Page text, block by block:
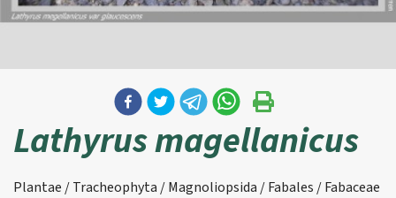
Lathyrus magellanicus
Plantae / Tracheophyta / Magnoliopsida / Fabales / Fabaceae